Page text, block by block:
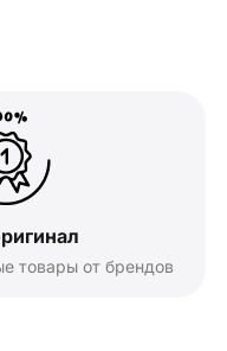
товары от брендов